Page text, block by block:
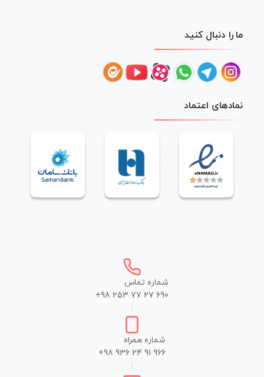
ما را دنبال کنید
نمادهای اعتماد
شماره تماس
+98 253 77 27 690
شماره همراه
+98 936 24 91 966